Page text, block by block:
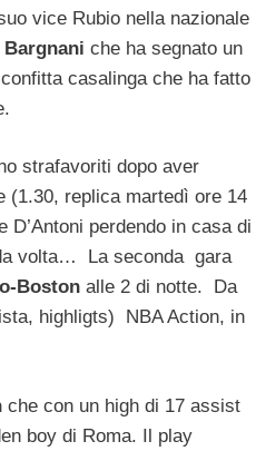
vice Rubio nella nazionale
Bargnani che ha segnato un
casalinga che ha fatto
strafavoriti dopo aver
(1.30, replica martedì ore 14
D’Antoni perdendo in casa di
volta… La seconda gara
Boston alle 2 di notte. Da
highligts) NBA Action, in
che con un high di 17 assist
boy di Roma. Il play